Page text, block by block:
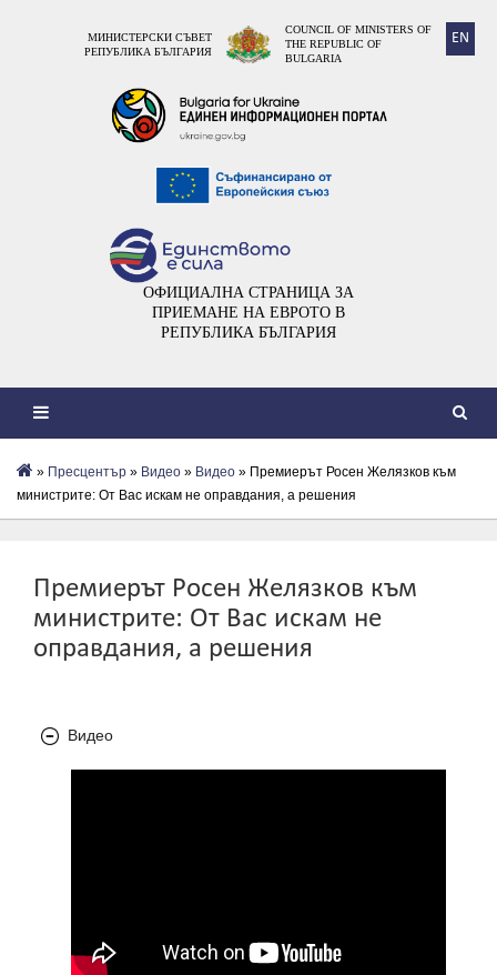
EN
МИНИСТЕРСКИ СЪВЕТ
РЕПУБЛИКА БЪЛГАРИЯ
COUNCIL OF MINISTERS OF
THE REPUBLIC OF
BULGARIA
ОФИЦИАЛНА СТРАНИЦА ЗА
ПРИЕМАНЕ НА ЕВРОТО В
РЕПУБЛИКА БЪЛГАРИЯ
» Пресцентър » Видеo » Видео » Премиерът Росен Желязков към
министрите: От Вас искам не оправдания, а решения
Премиерът Росен Желязков към
министрите: От Вас искам не
оправдания, а решения
Видео